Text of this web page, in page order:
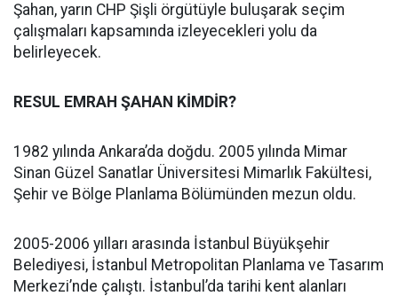
Şahan, yarın CHP Şişli örgütüyle buluşarak seçim
çalışmaları kapsamında izleyecekleri yolu da
belirleyecek.
RESUL EMRAH ŞAHAN KİMDİR?
1982 yılında Ankara’da doğdu. 2005 yılında Mimar
Sinan Güzel Sanatlar Üniversitesi Mimarlık Fakültesi,
Şehir ve Bölge Planlama Bölümünden mezun oldu.
2005-2006 yılları arasında İstanbul Büyükşehir
Belediyesi, İstanbul Metropolitan Planlama ve Tasarım
Merkezi’nde çalıştı. İstanbul’da tarihi kent alanları